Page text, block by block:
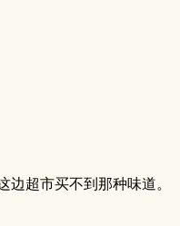
超市买不到那种味道。